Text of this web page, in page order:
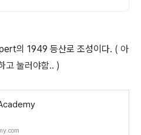
의 1949 등산로 조성이다. ( 아
고 눌러야함.. )